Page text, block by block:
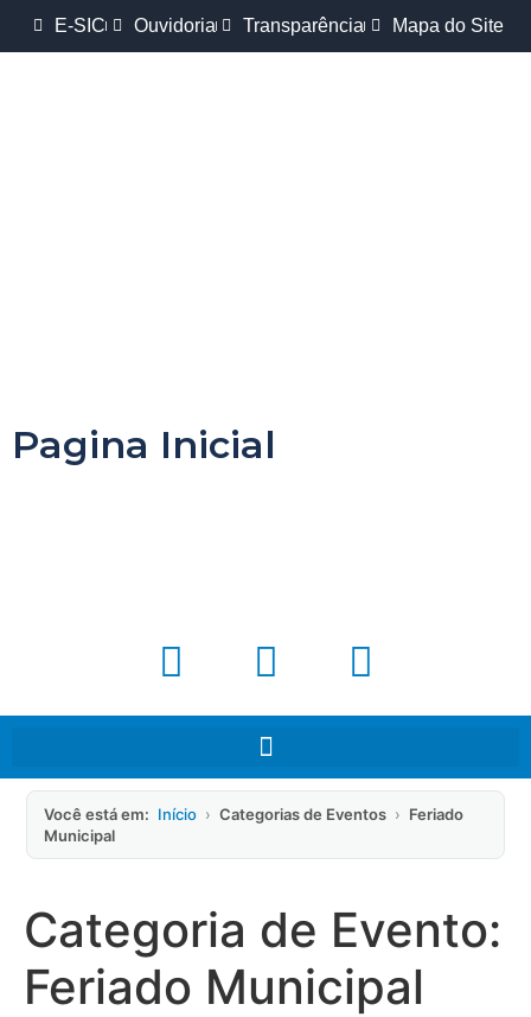
E-SIC Ouvidoria Transparência Mapa do Site
Pagina Inicial
Você está em: Início › Categorias de Eventos › Feriado
Municipal
Categoria de Evento:
Feriado Municipal